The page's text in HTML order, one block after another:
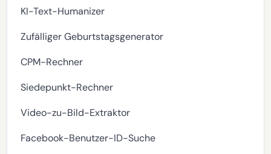
KI-Text-Humanizer
Zufälliger Geburtstagsgenerator
CPM-Rechner
Siedepunkt-Rechner
Video-zu-Bild-Extraktor
Facebook-Benutzer-ID-Suche